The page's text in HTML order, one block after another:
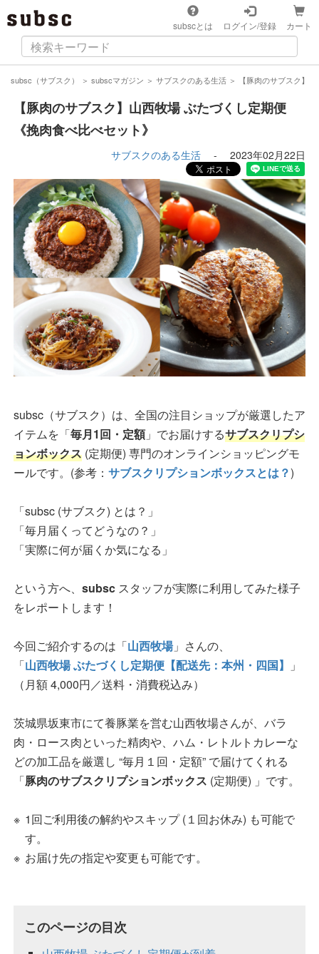
subscとは ログイン/登録 カート
subsc（サブスク） ＞ subscマガジン ＞ サブスクのある生活 ＞ 【豚肉のサブスク】
【豚肉のサブスク】山西牧場 ぶたづくし定期便
《挽肉食べ比べセット》
サブスクのある生活 - 2023年02月22日
subsc（サブスク）は、全国の注目ショップが厳選したア
イテムを「毎月1回・定額」でお届けするサブスクリプシ
ョンボックス (定期便) 専門のオンラインショッピングモ
ールです。(参考： サブスクリプションボックスとは？)
「subsc (サブスク) とは？」
「毎月届くってどうなの？」
「実際に何が届くか気になる」
という方へ、 subsc スタッフが実際に利用してみた様子
をレポートします！
今回ご紹介するのは「山西牧場」さんの、
「山西牧場 ぶたづくし定期便【配送先：本州・四国】
」
（月額 4,000円／送料・消費税込み）
茨城県坂東市にて養豚業を営む山西牧場さんが、バラ
肉・ロース肉といった精肉や、ハム・レトルトカレーな
どの加工品を厳選し “毎月１回・定額” で届けてくれる
「豚肉のサブスクリプションボックス (定期便) 」です。
1回ご利用後の解約やスキップ (１回お休み) も可能で
す。
お届け先の指定や変更も可能です。
このページの目次